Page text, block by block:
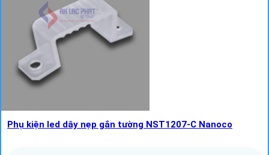
Phụ kiện led dây nẹp gắn tường NST1207-C Nanoco